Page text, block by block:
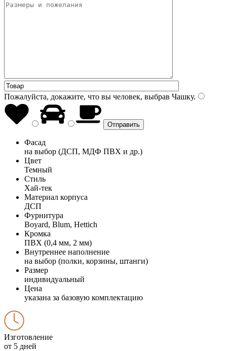
Пожалуйста, докажите, что вы человек, выбрав Чашку.
Фасад
на выбор (ДСП, МДФ ПВХ и др.)
Цвет
Темный
Стиль
Хай-тек
Материал корпуса
ДСП
Фурнитура
Boyard, Blum, Hettich
Кромка
ПВХ (0,4 мм, 2 мм)
Внутреннее наполнение
на выбор (полки, корзины, штанги)
Размер
индивидуальный
Цена
указана за базовую комплектацию
Изготовление
от 5 дней